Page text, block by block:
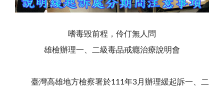
嗜毒毀前程，伶仃無人問
雄檢辦理一、二級毒品戒癮治療說明會
臺灣高雄地方檢察署於111年3月辦理緩起訴一、二